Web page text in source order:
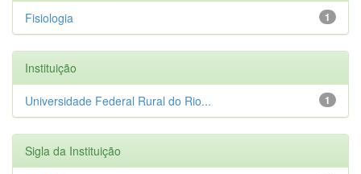
1
Fisiologia
Instituição
1
Universidade Federal Rural do Rio...
Sigla da Instituição